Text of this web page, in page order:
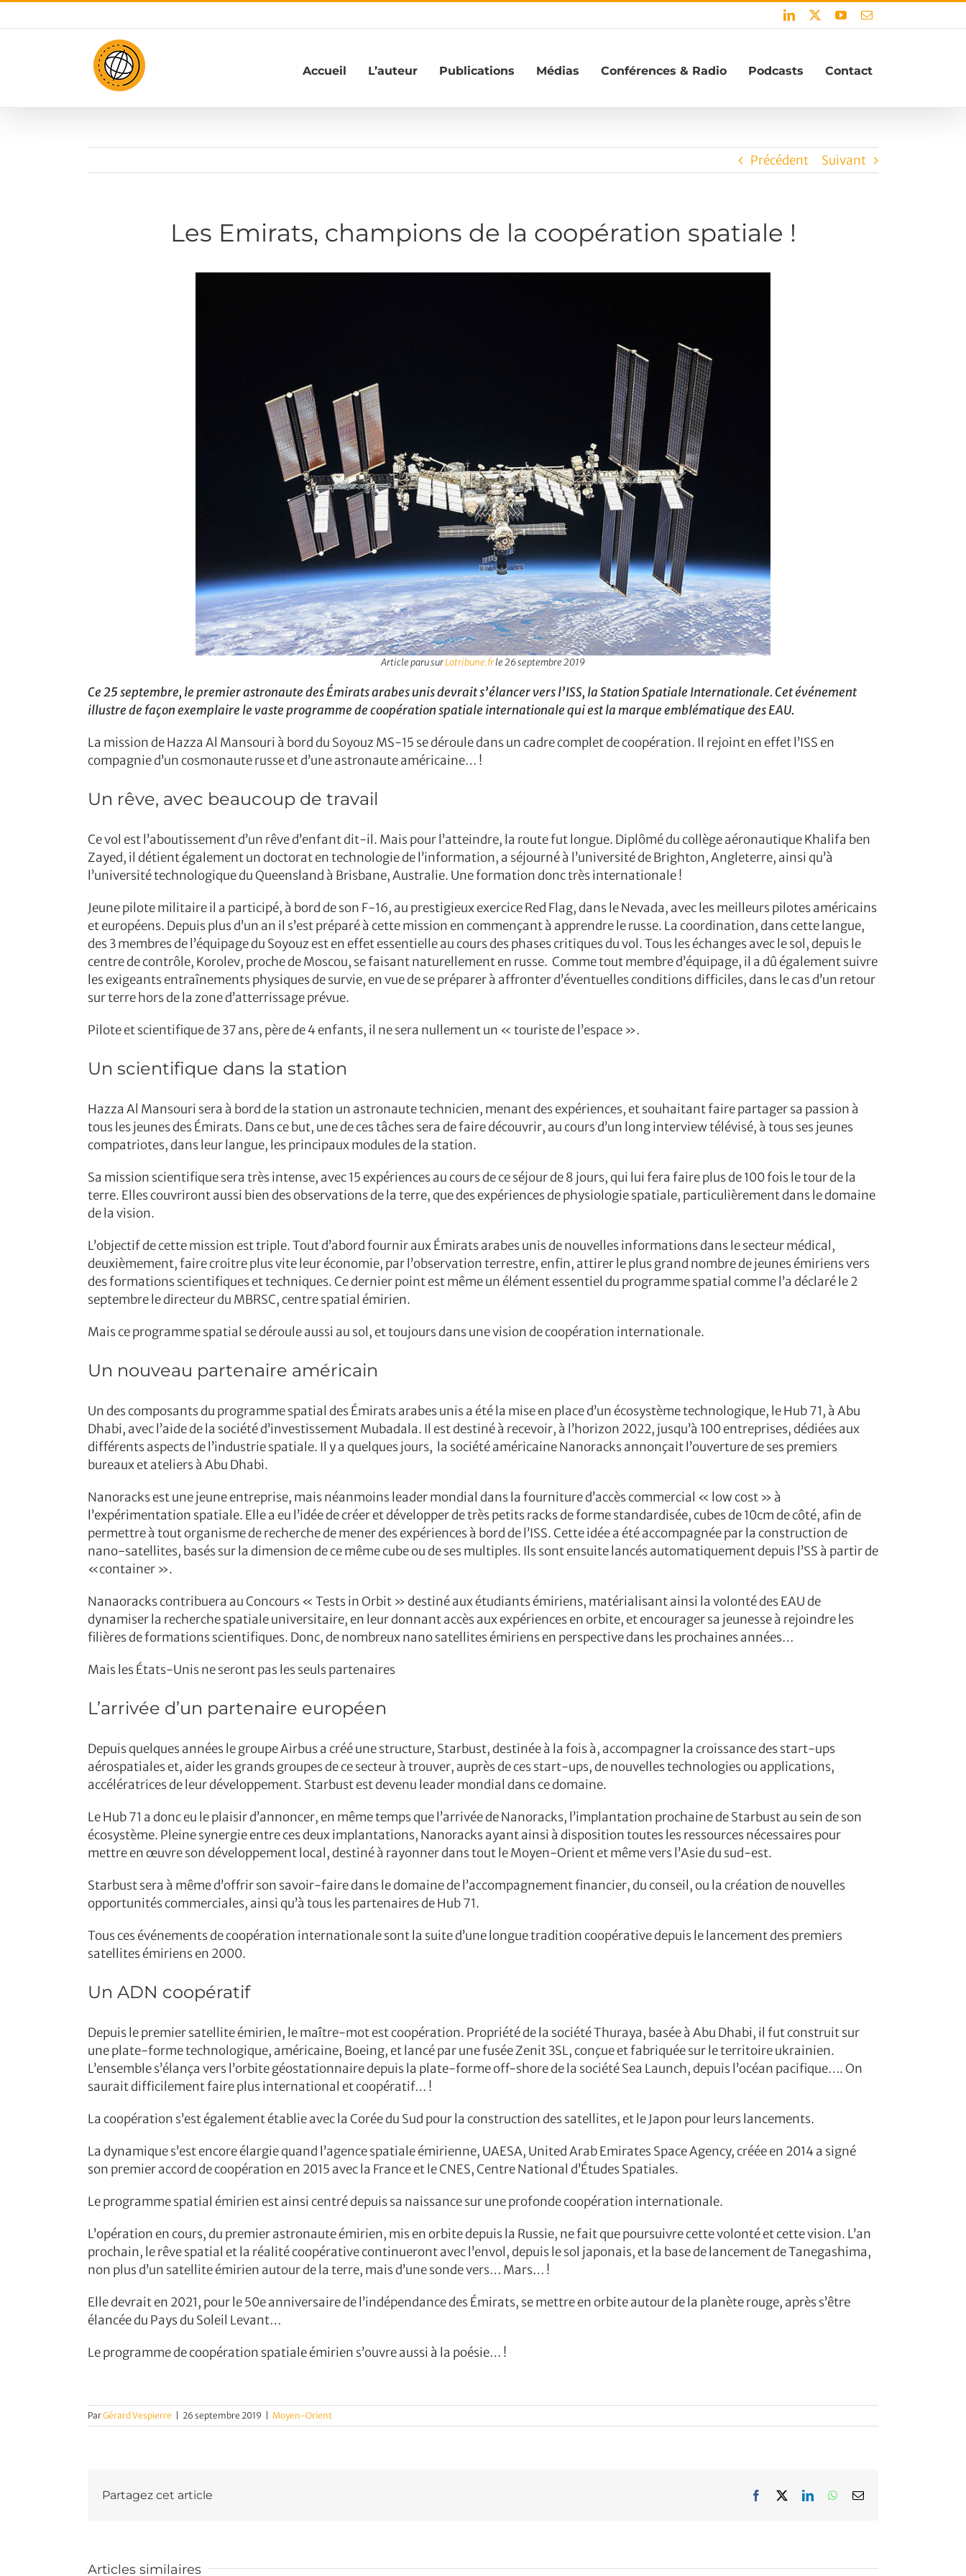
au
LinkedIn YouTubeEmail
Accueil L’auteur Publications Médias Conférences & Radio Podcasts Contact
Précédent Suivant
Les Emirats, champions de la coopération spatiale !
Article paru surLatribune.frle 26 septembre 2019
Ce 25 septembre, le premier astronaute des Émirats arabes unis devrait s’élancer vers l’ISS, la Station Spatiale Internationale. Cet événement
illustre de façon exemplaire le vaste programme de coopération spatiale internationale qui est la marque emblématique des EAU.
La mission de Hazza Al Mansouri à bord du Soyouz MS-15 se déroule dans un cadre complet de coopération. Il rejoint en effet l’ISS en
compagnie d’un cosmonaute russe et d’une astronaute américaine… !
Un rêve, avec beaucoup de travail
Ce vol est l’aboutissement d’un rêve d’enfant dit-il. Mais pour l’atteindre, la route fut longue. Diplômé du collège aéronautique Khalifa ben
Zayed, il détient également un doctorat en technologie de l’information, a séjourné à l’université de Brighton, Angleterre, ainsi qu’à
l’université technologique du Queensland à Brisbane, Australie. Une formation donc très internationale !
Jeune pilote militaire il a participé, à bord de son F-16, au prestigieux exercice Red Flag, dans le Nevada, avec les meilleurs pilotes américains
et européens. Depuis plus d’un an il s’est préparé à cette mission en commençant à apprendre le russe. La coordination, dans cette langue,
des 3 membres de l’équipage du Soyouz est en effet essentielle au cours des phases critiques du vol. Tous les échanges avec le sol, depuis le
centre de contrôle, Korolev, proche de Moscou, se faisant naturellement en russe. Comme tout membre d’équipage, il a dû également suivre
les exigeants entraînements physiques de survie, en vue de se préparer à affronter d’éventuelles conditions difficiles, dans le cas d’un retour
sur terre hors de la zone d’atterrissage prévue.
Pilote et scientifique de 37 ans, père de 4 enfants, il ne sera nullement un « touriste de l’espace ».
Un scientifique dans la station
Hazza Al Mansouri sera à bord de la station un astronaute technicien, menant des expériences, et souhaitant faire partager sa passion à
tous les jeunes des Émirats. Dans ce but, une de ces tâches sera de faire découvrir, au cours d’un long interview télévisé, à tous ses jeunes
compatriotes, dans leur langue, les principaux modules de la station.
Sa mission scientifique sera très intense, avec 15 expériences au cours de ce séjour de 8 jours, qui lui fera faire plus de 100 fois le tour de la
terre. Elles couvriront aussi bien des observations de la terre, que des expériences de physiologie spatiale, particulièrement dans le domaine
de la vision.
L’objectif de cette mission est triple. Tout d’abord fournir aux Émirats arabes unis de nouvelles informations dans le secteur médical,
deuxièmement, faire croitre plus vite leur économie, par l’observation terrestre, enfin, attirer le plus grand nombre de jeunes émiriens vers
des formations scientifiques et techniques. Ce dernier point est même un élément essentiel du programme spatial comme l’a déclaré le 2
septembre le directeur du MBRSC, centre spatial émirien.
Mais ce programme spatial se déroule aussi au sol, et toujours dans une vision de coopération internationale.
Un nouveau partenaire américain
Un des composants du programme spatial des Émirats arabes unis a été la mise en place d’un écosystème technologique, le Hub 71, à Abu
Dhabi, avec l’aide de la société d’investissement Mubadala. Il est destiné à recevoir, à l’horizon 2022, jusqu’à 100 entreprises, dédiées aux
différents aspects de l’industrie spatiale. Il y a quelques jours, la société américaine Nanoracks annonçait l’ouverture de ses premiers
bureaux et ateliers à Abu Dhabi.
Nanoracks est une jeune entreprise, mais néanmoins leader mondial dans la fourniture d’accès commercial « low cost » à
l’expérimentation spatiale. Elle a eu l’idée de créer et développer de très petits racks de forme standardisée, cubes de 10cm de côté, afin de
permettre à tout organisme de recherche de mener des expériences à bord de l’ISS. Cette idée a été accompagnée par la construction de
nano-satellites, basés sur la dimension de ce même cube ou de ses multiples. Ils sont ensuite lancés automatiquement depuis l’SS à partir de
«container ».
Nanaoracks contribuera au Concours « Tests in Orbit » destiné aux étudiants émiriens, matérialisant ainsi la volonté des EAU de
dynamiser la recherche spatiale universitaire, en leur donnant accès aux expériences en orbite, et encourager sa jeunesse à rejoindre les
filières de formations scientifiques. Donc, de nombreux nano satellites émiriens en perspective dans les prochaines années…
Mais les États-Unis ne seront pas les seuls partenaires
L’arrivée d’un partenaire européen
Depuis quelques années le groupe Airbus a créé une structure, Starbust, destinée à la fois à, accompagner la croissance des start-ups
aérospatiales et, aider les grands groupes de ce secteur à trouver, auprès de ces start-ups, de nouvelles technologies ou applications,
accélératrices de leur développement. Starbust est devenu leader mondial dans ce domaine.
Le Hub 71 a donc eu le plaisir d’annoncer, en même temps que l’arrivée de Nanoracks, l’implantation prochaine de Starbust au sein de son
écosystème. Pleine synergie entre ces deux implantations, Nanoracks ayant ainsi à disposition toutes les ressources nécessaires pour
mettre en œuvre son développement local, destiné à rayonner dans tout le Moyen-Orient et même vers l’Asie du sud-est.
Starbust sera à même d’offrir son savoir-faire dans le domaine de l’accompagnement financier, du conseil, ou la création de nouvelles
opportunités commerciales, ainsi qu’à tous les partenaires de Hub 71.
Tous ces événements de coopération internationale sont la suite d’une longue tradition coopérative depuis le lancement des premiers
satellites émiriens en 2000.
Un ADN coopératif
Depuis le premier satellite émirien, le maître-mot est coopération. Propriété de la société Thuraya, basée à Abu Dhabi, il fut construit sur
une plate-forme technologique, américaine, Boeing, et lancé par une fusée Zenit 3SL, conçue et fabriquée sur le territoire ukrainien.
L’ensemble s’élança vers l’orbite géostationnaire depuis la plate-forme off-shore de la société Sea Launch, depuis l’océan pacifique…. On
saurait difficilement faire plus international et coopératif… !
La coopération s’est également établie avec la Corée du Sud pour la construction des satellites, et le Japon pour leurs lancements.
La dynamique s’est encore élargie quand l’agence spatiale émirienne, UAESA, United Arab Emirates Space Agency, créée en 2014 a signé
son premier accord de coopération en 2015 avec la France et le CNES, Centre National d’Études Spatiales.
Le programme spatial émirien est ainsi centré depuis sa naissance sur une profonde coopération internationale.
L’opération en cours, du premier astronaute émirien, mis en orbite depuis la Russie, ne fait que poursuivre cette volonté et cette vision. L’an
prochain, le rêve spatial et la réalité coopérative continueront avec l’envol, depuis le sol japonais, et la base de lancement de Tanegashima,
non plus d’un satellite émirien autour de la terre, mais d’une sonde vers… Mars… !
Elle devrait en 2021, pour le 50e anniversaire de l’indépendance des Émirats, se mettre en orbite autour de la planète rouge, après s’être
élancée du Pays du Soleil Levant…
Le programme de coopération spatiale émirien s’ouvre aussi à la poésie… !
ParGérard Vespierre 26 septembre 2019 Moyen-Orient
Partagez cet article Facebook LinkedInWhatsApp
Email
Articles similaires